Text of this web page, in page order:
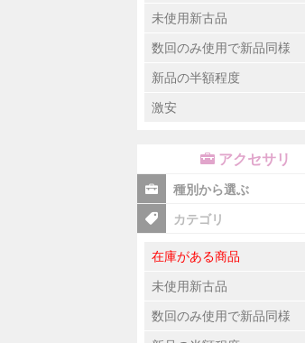
未使用新古品
数回のみ使用で新品同様
新品の半額程度
激安
アクセサリ
種別から選ぶ
カテゴリ
在庫がある商品
未使用新古品
数回のみ使用で新品同様